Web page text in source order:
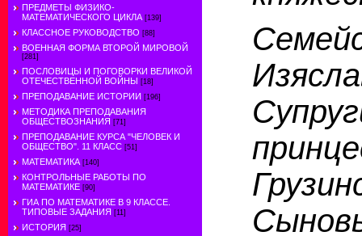
ПРЕДМЕТЫ ФИЗИКО-
МАТЕМАТИЧЕСКОГО ЦИКЛА [139]
КЛАССНОЕ РУКОВОДСТВО [88]
ВОЕННАЯ ФОРМА ВТОРОЙ МИРОВОЙ
[281]
ПОСЛОВИЦЫ И ПОГОВОРКИ ВЕЛИКОЙ
ОТЕЧЕСТВЕННОЙ ВОЙНЫ [18]
ПРЕПОДАВАНИЕ ИСТОРИИ [196]
МЕТОДИКА ПРЕПОДАВАНИЯ
ОБЩЕСТВОЗНАНИЯ [71]
ПРЕПОДАВАНИЕ КУРСА "ЧЕЛОВЕК И
ОБЩЕСТВО". 11 КЛАСС [51]
МАТЕМАТИКА [140]
КОНТРОЛЬНЫЕ РАБОТЫ ПО
МАТЕМАТИКЕ [90]
ГИА ПО МАТЕМАТИКЕ В 9 КЛАССЕ.
ТИПОВЫЕ ЗАДАНИЯ [11]
ИСТОРИЯ [25]